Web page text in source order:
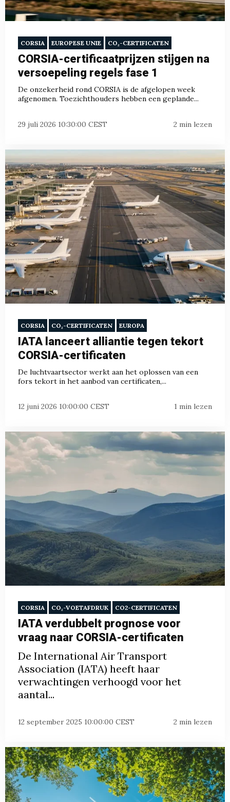
CORSIA EUROPESE UNIE CO₂-CERTIFICATEN
CORSIA-certificaatprijzen stijgen na
versoepeling regels fase 1
De onzekerheid rond CORSIA is de afgelopen week
afgenomen. Toezichthouders hebben een geplande...
29 juli 2026 10:30:00 CEST 2 min lezen
CORSIA CO₂-CERTIFICATEN EUROPA
IATA lanceert alliantie tegen tekort
CORSIA-certificaten
De luchtvaartsector werkt aan het oplossen van een
fors tekort in het aanbod van certificaten,...
12 juni 2026 10:00:00 CEST 1 min lezen
CORSIA CO₂-VOETAFDRUK CO2-CERTIFICATEN
IATA verdubbelt prognose voor
vraag naar CORSIA-certificaten
De International Air Transport
Association (IATA) heeft haar
verwachtingen verhoogd voor het
aantal...
12 september 2025 10:00:00 CEST 2 min lezen